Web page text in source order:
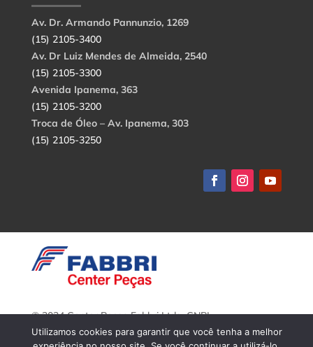
Av. Dr. Armando Pannunzio, 1269
(15) 2105-3400
Av. Dr Luiz Mendes de Almeida, 2540
(15) 2105-3300
Avenida Ipanema, 363
(15) 2105-3200
Troca de Óleo – Av. Ipanema, 303
(15) 2105-3250
© 2024 Center Peças Fabbri Ltda. CNPJ:
56.908.650/0001-94.
Todos os direitos reservados.
Utilizamos cookies para garantir que você tenha a melhor